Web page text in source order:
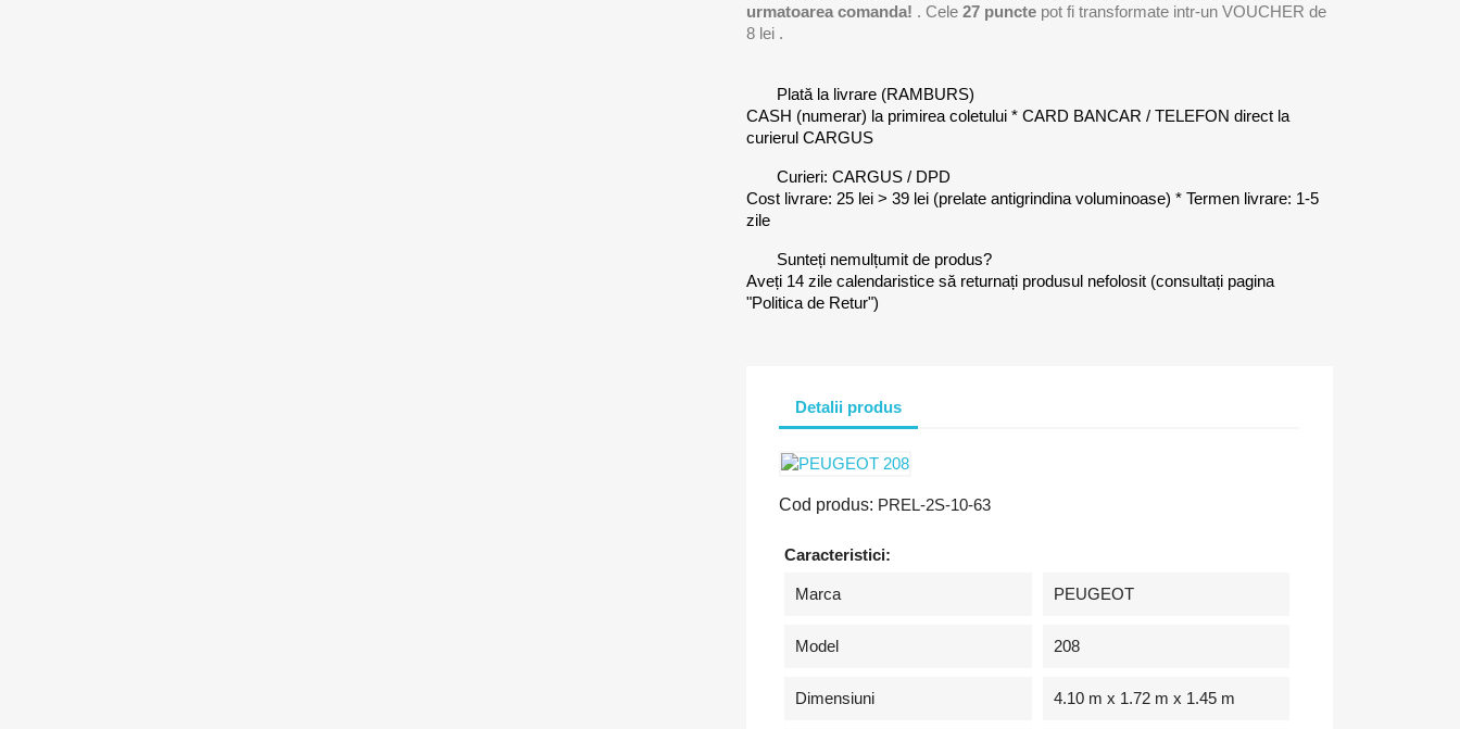
urmatoarea comanda! . Cele 27 puncte pot fi transformate intr-un VOUCHER de
8 lei .
Plată la livrare (RAMBURS)
CASH (numerar) la primirea coletului * CARD BANCAR / TELEFON direct la
curierul CARGUS
Curieri: CARGUS / DPD
Cost livrare: 25 lei > 39 lei (prelate antigrindina voluminoase) * Termen livrare: 1-5
zile
Sunteți nemulțumit de produs?
Aveți 14 zile calendaristice să returnați produsul nefolosit (consultați pagina
"Politica de Retur")
Detalii produs
Cod produs: PREL-2S-10-63
Caracteristici:
Marca PEUGEOT
Model 208
Dimensiuni 4.10 m x 1.72 m x 1.45 m